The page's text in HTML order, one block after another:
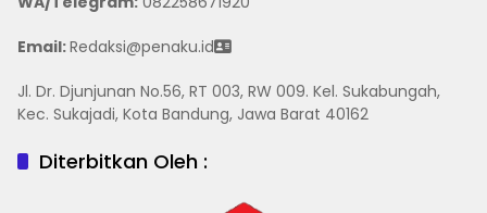
Email:Redaksi@penaku.id
Jl. Dr. Djunjunan No.56, RT 003, RW 009. Kel. Sukabungah,
Kec. Sukajadi, Kota Bandung, Jawa Barat 40162
Diterbitkan Oleh :